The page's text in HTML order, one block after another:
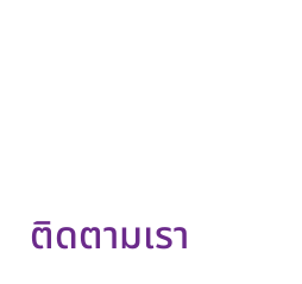
ติดตามเรา